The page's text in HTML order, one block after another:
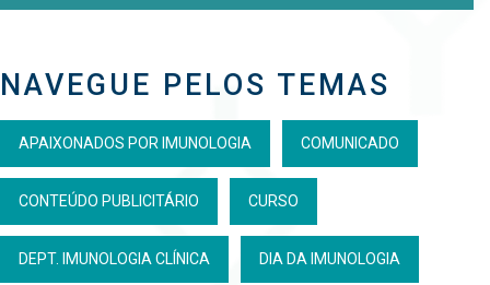
NAVEGUE PELOS TEMAS
APAIXONADOS POR IMUNOLOGIA COMUNICADO
CONTEÚDO PUBLICITÁRIO CURSO
DEPT. IMUNOLOGIA CLÍNICA DIA DA IMUNOLOGIA